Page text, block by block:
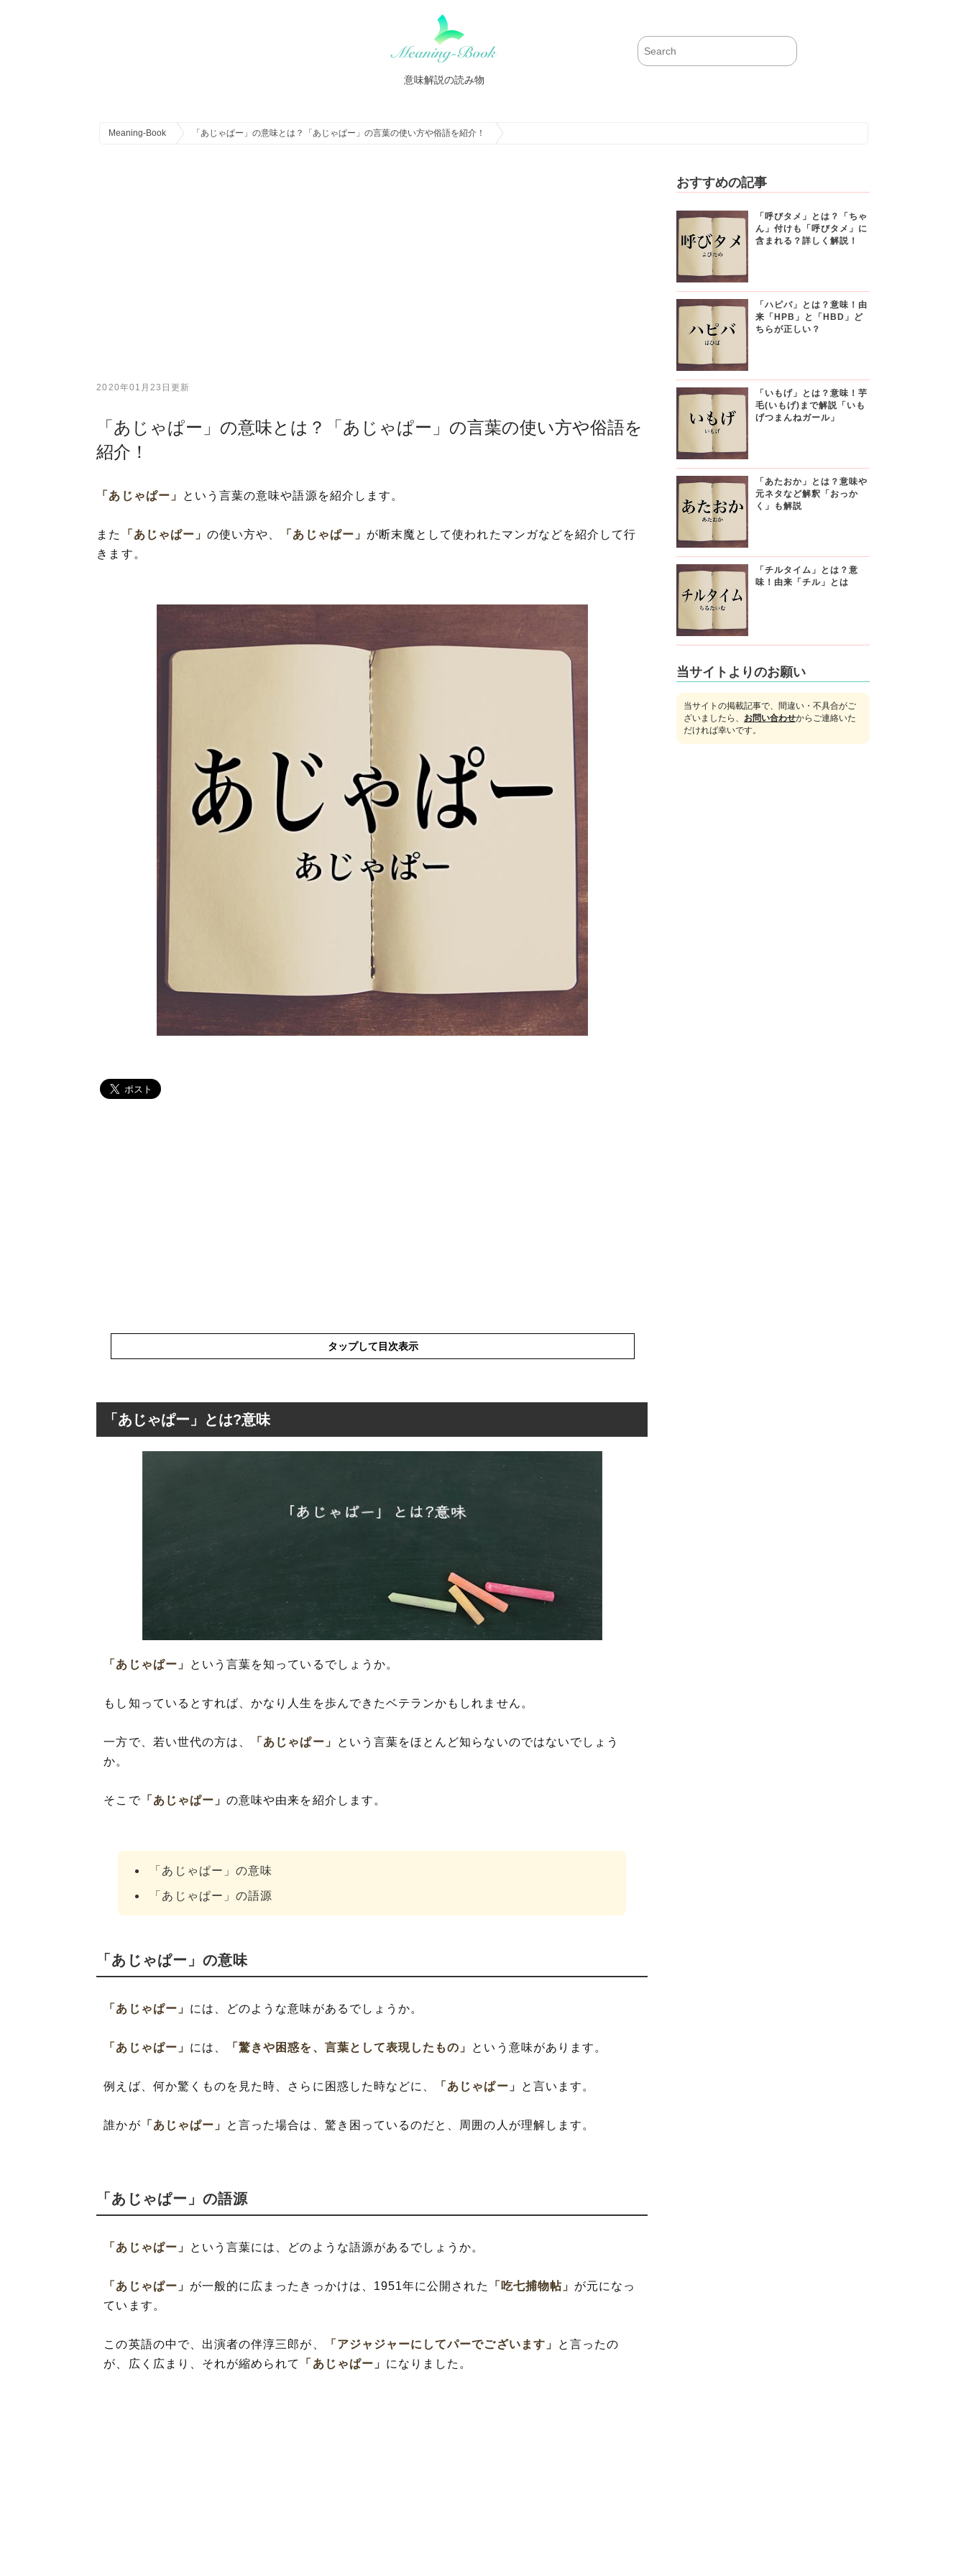
意味解説の読み物
Meaning-Book 「あじゃぱー」の意味とは？「あじゃぱー」の言葉の使い方や俗語を紹介！
2020年01月23日更新
「あじゃぱー」の意味とは？「あじゃぱー」の言葉の使い方や俗語を
紹介！
「あじゃぱー」 という言葉の意味や語源を紹介します。
また 「あじゃぱー」の使い方や、 「あじゃぱー」 が断末魔として使われたマンガなどを紹介して行
きます。
タップして目次表示
「あじゃぱー」の言葉の使い方
「あじゃぱー」をさらに詳しく解説
「あじゃぱー」とは?意味
「あじゃぱー」 という言葉を知っているでしょうか。
もし知っているとすれば、かなり人生を歩んできたベテランかもしれません。
一方で、若い世代の方は、 「あじゃぱー」
という言葉をほとんど知らないのではないでしょう
か。
そこで「あじゃぱー」の意味や由来を紹介します。
「あじゃぱー」の意味
「あじゃぱー」の語源
「あじゃぱー」の意味
「あじゃぱー」 には、どのような意味があるでしょうか。
「あじゃぱー」 には、 「驚きや困惑を、言葉として表現したもの」 という意味があります。
例えば、何か驚くものを見た時、さらに困惑した時などに、 「あじゃぱー」 と言います。
誰かが 「あじゃぱー」 と言った場合は、驚き困っているのだと、周囲の人が理解します。
「あじゃぱー」の語源
「あじゃぱー」 という言葉には、どのような語源があるでしょうか。
「あじゃぱー」 が一般的に広まったきっかけは、1951年に公開された 「吃七捕物帖」 が元になっ
ています。
この英語の中で、出演者の伴淳三郎が、 「アジャジャーにしてパーでございます」
と言ったの
が、広く広まり、それが縮められて
「あじゃぱー」 になりました。
おすすめの記事
「呼びタメ」とは？「ちゃ
ん」付けも「呼びタメ」に
含まれる？詳しく解説！
「ハピバ」とは？意味！由
来「HPB」と「HBD」ど
ちらが正しい？
「いもげ」とは？意味！芋
毛(いもげ)まで解説「いも
げつまんねガール」
「あたおか」とは？意味や
元ネタなど解釈「おっか
く」も解説
「チルタイム」とは？意
味！由来「チル」とは
当サイトよりのお願い
当サイトの掲載記事で、間違い・不具合がご
ざいましたら、 お問い合わせからご連絡いた
だければ幸いです。